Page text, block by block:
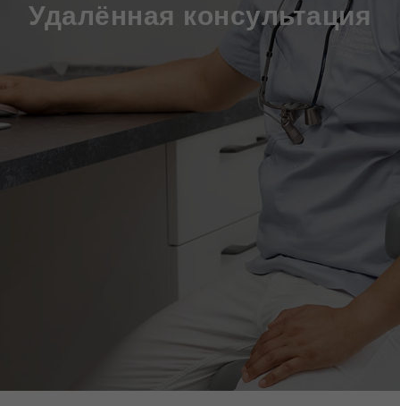
Удалённая консультация